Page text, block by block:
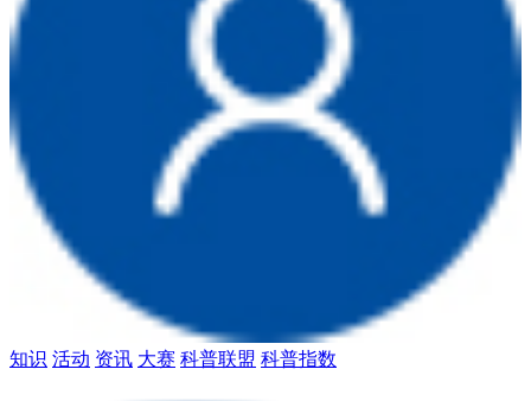
知识 活动 资讯 大赛 科普联盟 科普指数